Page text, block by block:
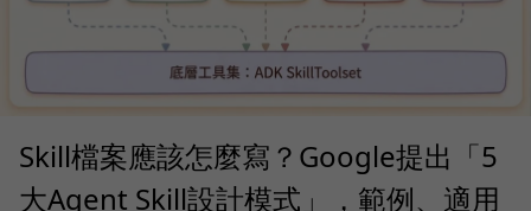
‎Skill檔案應該怎麼寫？Google提出「5
大Agent Skill設計模式」，範例、適用